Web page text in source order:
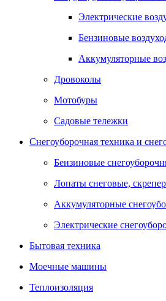
Электрические
Бензиновые
Аккумуляторные
Дровоколы
Мотобуры
Садовые тележки
Снегоуборочная техника и
Бензиновые
Лопаты снеговые,
Аккумуляторные
Электрические
Бытовая техника
Моечные машины
Теплоизоляция